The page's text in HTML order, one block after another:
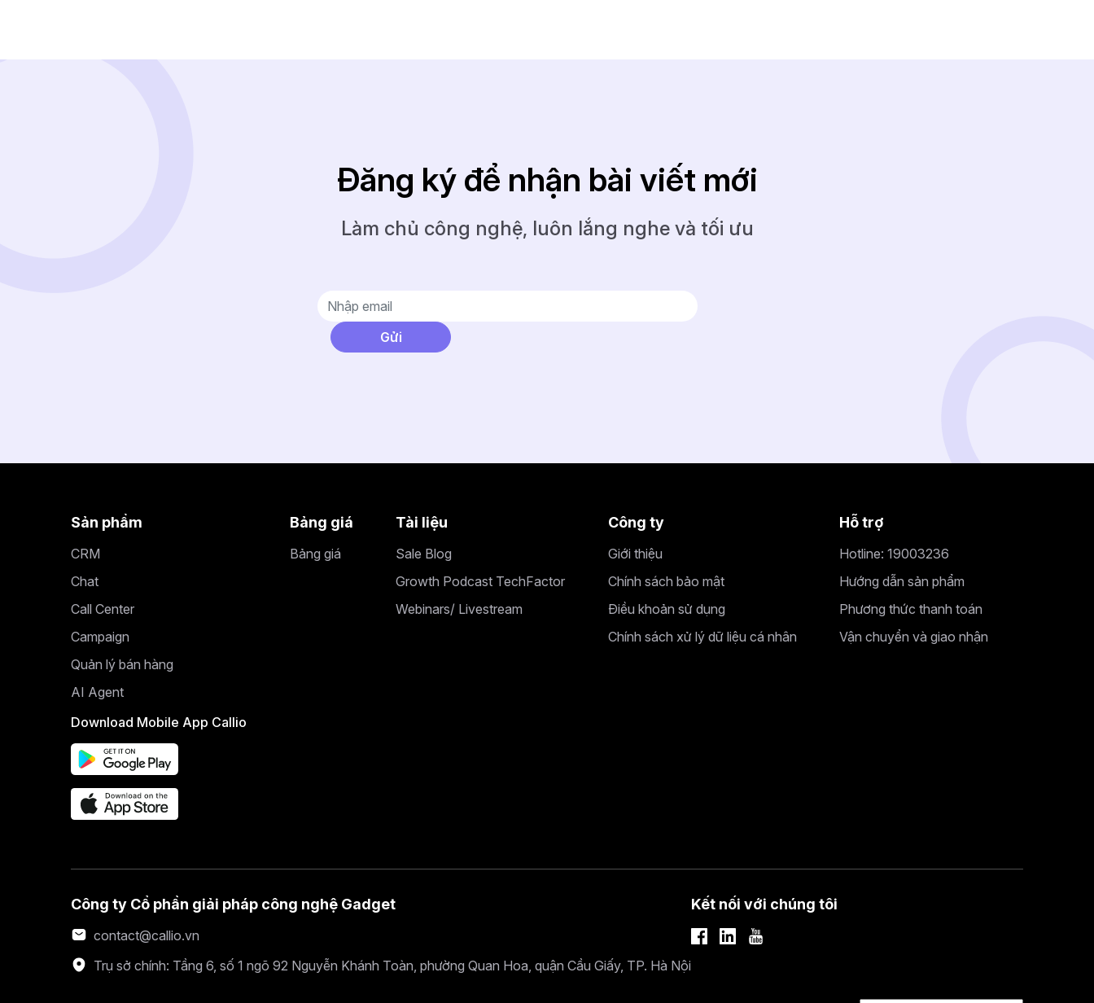
Đăng ký để nhận bài viết mới
Làm chủ công nghệ, luôn lắng nghe và tối ưu
Sản phẩm
CRM
Chat
Call Center
Campaign
Quản lý bán hàng
AI Agent
Download Mobile App Callio
Bảng giá
Bảng giá
Tài liệu
Sale Blog
Growth Podcast TechFactor
Webinars/ Livestream
Công ty
Giới thiệu
Chính sách bảo mật
Điều khoản sử dụng
Chính sách xử lý dữ liệu cá nhân
Hỗ trợ
Hotline: 19003236
Hướng dẫn sản phẩm
Phương thức thanh toán
Vận chuyển và giao nhận
Công ty Cổ phần giải pháp công nghệ Gadget
contact@callio.vn
Trụ sở chính: Tầng 6, số 1 ngõ 92 Nguyễn Khánh Toàn, phường Quan Hoa, quận Cầu Giấy, TP. Hà Nội
Kết nối với chúng tôi